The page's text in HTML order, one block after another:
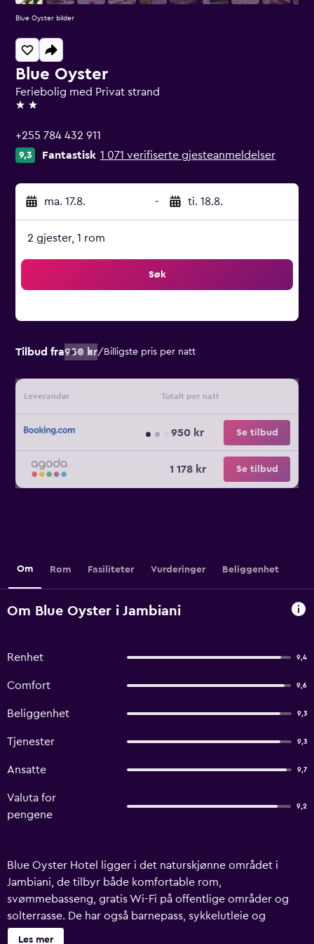
Blue Oyster
Feriebolig med Privat strand
2 stjerner
+255 784 432 911
9,3 Fantastisk 1 071 verifiserte gjesteanmeldelser
ma. 17.8. - ti. 18.8.
2 gjester, 1 rom
Søk
Tilbud fra950 kr/ Billigste pris per natt
Leverandør Totalt per natt
950 kr Se tilbud
1 178 kr Se tilbud
Blue Oyster bilder
Om Rom Fasiliteter Vurderinger Beliggenhet
Om Blue Oyster i Jambiani
Renhet 9,4
Comfort 9,6
Beliggenhet 9,3
Tjenester 9,3
Ansatte 9,7
Valuta for
pengene
9,2
Blue Oyster Hotel ligger i det naturskjønne området i
Jambiani, de tilbyr både komfortable rom,
svømmebasseng, gratis Wi-Fi på offentlige områder og
solterrasse. De har også barnepass, sykkelutleie og
massasje. Rommene ved Blue Oyster Hotel har takvifte, et
Les mer